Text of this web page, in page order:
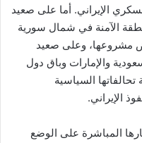
الإيراني. أما على صعيد
الآمنة في شمال سورية
مشروعها، وعلى صعيد
والإمارات وباق دول
السياسية
الإيراني.
المباشرة على الوضع